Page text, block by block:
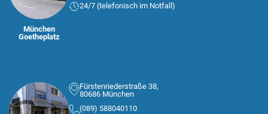
München
Goetheplatz
24/7 (telefonisch im Notfall)
Fürstenriederstraße 38,
80686 München
(089) 588040110